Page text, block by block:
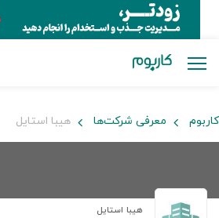
کاربوم معرفی شرکت‌ها هیبا استایل
هیبا استایل